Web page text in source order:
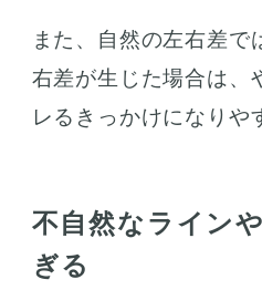
また、自然の左右差で
右差が生じた場合は、
レるきっかけになりや
不自然なライン
ぎる